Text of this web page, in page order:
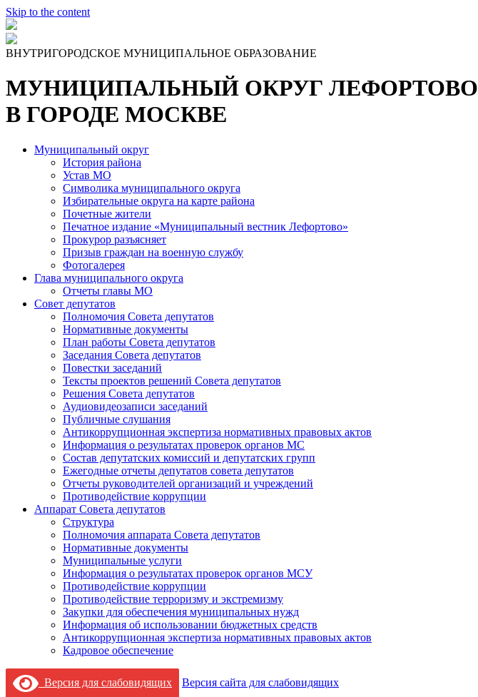
Skip to the content
ВНУТРИГОРОДСКОЕ МУНИЦИПАЛЬНОЕ ОБРАЗОВАНИЕ
МУНИЦИПАЛЬНЫЙ ОКРУГ ЛЕФОРТОВО
В ГОРОДЕ МОСКВЕ
Муниципальный округ
История района
Устав МО
Символика муниципального округа
Избирательные округа на карте района
Почетные жители
Печатное издание «Муниципальный вестник Лефортово»
Прокурор разъясняет
Призыв граждан на военную службу
Фотогалерея
Глава муниципального округа
Отчеты главы МО
Совет депутатов
Полномочия Совета депутатов
Нормативные документы
План работы Совета депутатов
Заседания Cовета депутатов
Повестки заседаний
Тексты проектов решений Совета депутатов
Решения Совета депутатов
Аудиовидеозаписи заседаний
Публичные слушания
Антикоррупционная экспертиза нормативных правовых актов
Информация о результатах проверок органов МС
Состав депутатских комиссий и депутатских групп
Ежегодные отчеты депутатов совета депутатов
Отчеты руководителей организаций и учреждений
Противодействие коррупции
Аппарат Совета депутатов
Структура
Полномочия аппарата Совета депутатов
Нормативные документы
Муниципальные услуги
Информация о результатах проверок органов МСУ
Противодействие коррупции
Противодействие терроризму и экстремизму
Закупки для обеспечения муниципальных нужд
Информация об использовании бюджетных средств
Антикоррупционная экспертиза нормативных правовых актов
Кадровое обеспечение
Версия для слабовидящих
Версия сайта для слабовидящих